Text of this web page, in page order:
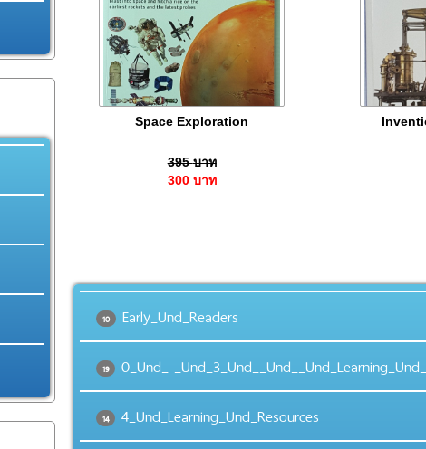
Space Exploration
395บาท
300 บาท
10 Early_Und_Readers
19 0_Und_-
14 4_Und_Learning_Und_Resources